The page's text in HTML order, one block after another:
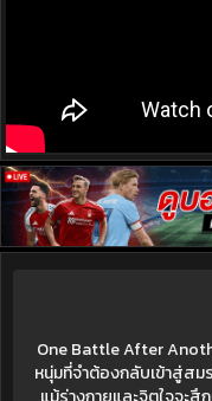
One Battle After
หนุ่มที่จำต้องกลับเข้าสู่สม